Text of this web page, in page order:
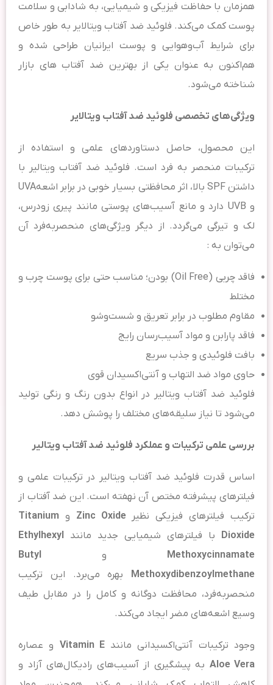
همزمان با حفاظت فیزیکی و شیمیایی، به شادابی و سلامت
پوست کمک می‌کند. فلوئید ضد آفتاب ویتالایر به طور خاص
برای شرایط آب‌وهوایی و پوست ایرانیان طراحی شده و
هم‌اکنون به عنوان یکی از بهترین ضد آفتاب های بازار
شناخته می‌شود.
ویژگی‌های تخصصی فلوئید ضد آفتاب ویتالایر
این محصول، حاصل دستاوردهای علمی و استفاده از
ترکیبات منحصر به فرد است. فلوئید ضد آفتاب ویتالیر با
داشتن SPF بالا، اثر محافظتی بسیار خوبی در برابر اشعهUVA
و UVB دارد و مانع آسیب‌های پوستی مانند پیری زودرس،
لک و تیرگی می‌گردد. از دیگر ویژگی‌های منحصربه‌فرد آن
می‌توان به :
فاقد چربی (Oil Free) بودن؛ مناسب حتی برای پوست چرب و
مختلط
مقاوم مطلوب در برابر تعریق و شست‌وشو
فاقد پارابن و مواد آسیب‌رسان رایج
بافت فلوئیدی و جذب سریع
حاوی مواد ضد التهاب و آنتی‌اکسیدان قوی
فلوئید ضد آفتاب ویتالیر در انواع بدون رنگ و رنگی تولید
می‌شود تا نیاز سلیقه‌های مختلف را پوشش دهد.
بررسی علمی ترکیبات و عملکرد فلوئید ضد آفتاب ویتالیر
اساس قدرت فلوئید ضد آفتاب ویتالیر در ترکیبات علمی و
فیلترهای پیشرفته مختص آن نهفته است. این ضد آفتاب از
ترکیب فیلترهای فیزیکی نظیر Zinc Oxide و Titanium
Dioxide با فیلترهای شیمیایی جدید مانند Ethylhexyl
Methoxycinnamate و Butyl
Methoxydibenzoylmethane بهره می‌برد. این ترکیب
منحصربه‌فرد، محافظت دوگانه و کامل را در مقابل طیف
وسیع اشعه‌های مضر ایجاد می‌کند.
وجود ترکیبات آنتی‌اکسیدانی مانندVitamin E و عصاره
Aloe Vera به پیشگیری از آسیب‌های رادیکال‌های آزاد و